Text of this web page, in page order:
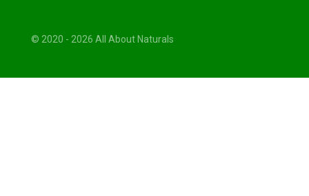
© 2020 - 2026 All About Naturals